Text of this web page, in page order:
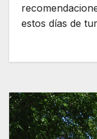
estos días de